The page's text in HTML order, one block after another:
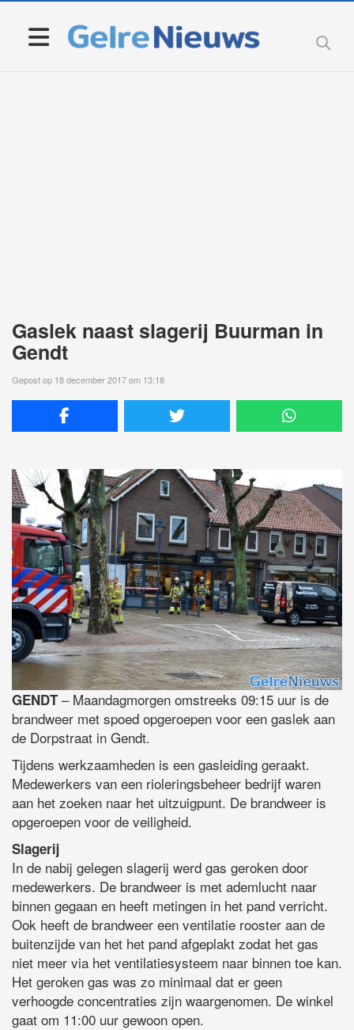
Gaslek naast slagerij Buurman in
Gendt
Gepost op 18 december 2017 om 13:18
GENDT– Maandagmorgen omstreeks 09:15 uur is de
brandweer met spoed opgeroepen voor een gaslek aan
de Dorpstraat in Gendt.
Tijdens werkzaamheden is een gasleiding geraakt.
Medewerkers van een rioleringsbeheer bedrijf waren
aan het zoeken naar het uitzuigpunt. De brandweer is
opgeroepen voor de veiligheid.
Slagerij
In de nabij gelegen slagerij werd gas geroken door
medewerkers. De brandweer is met ademlucht naar
binnen gegaan en heeft metingen in het pand verricht.
Ook heeft de brandweer een ventilatie rooster aan de
buitenzijde van het het pand afgeplakt zodat het gas
niet meer via het ventilatiesysteem naar binnen toe kan.
Het geroken gas was zo minimaal dat er geen
verhoogde concentraties zijn waargenomen. De winkel
gaat om 11:00 uur gewoon open.